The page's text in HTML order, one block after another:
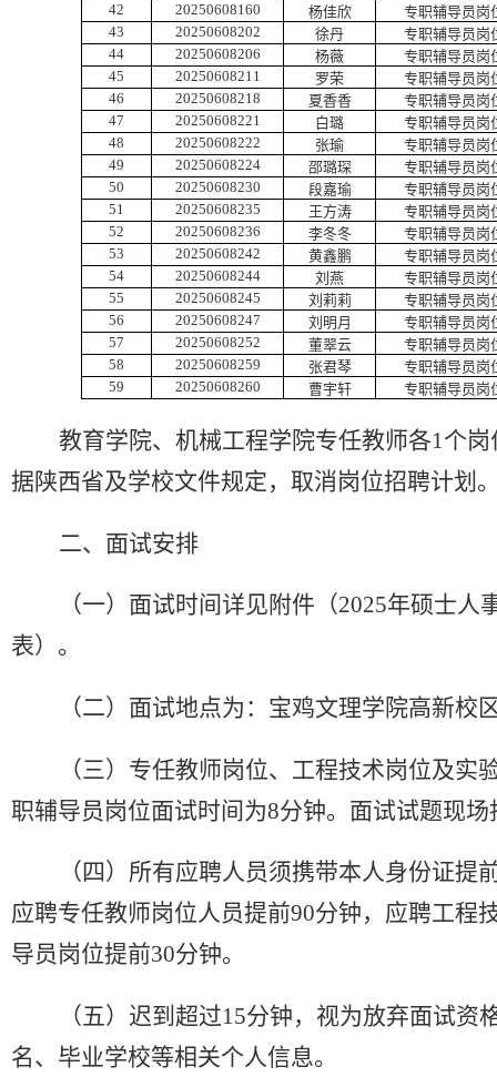
42
20250608160 杨佳欣
专职辅导员岗
43
20250608202 徐丹
专职辅导员岗
44
20250608206 杨薇
专职辅导员岗
45
20250608211 罗荣
专职辅导员岗
46
20250608218 夏香香
专职辅导员岗
47
20250608221 白璐
专职辅导员岗
48
20250608222 张瑜
专职辅导员岗
49
20250608224 邵璐琛
专职辅导员岗
50
20250608230 段嘉瑜
专职辅导员岗
51
20250608235 王方涛
专职辅导员岗
52
20250608236 李冬冬
专职辅导员岗
53
20250608242 黄鑫鹏
专职辅导员岗
54
20250608244 刘燕
专职辅导员岗
55
20250608245 刘莉莉
专职辅导员岗
56
20250608247 刘明月
专职辅导员岗
57
20250608252 董翠云
专职辅导员岗
58
20250608259 张君琴
专职辅导员岗
59
20250608260 曹宇轩 专职辅导员岗
教育学院、机械工程学院专任教师各1个岗
据陕西省及学校文件规定，取消岗位招聘计划
二、面试安排
（一）面试时间详见附件（2025年硕士人
表）。
（二）面试地点为 ： 宝鸡文理学院高新校
（三）专任教师岗位、 工程技术岗位及实
职辅导员岗位面试时间为8分钟。 面试试题现场
（四）所有应聘人员须携带本人身份证提
应聘专任教师岗位人员提前90分钟， 应聘工程
导员岗位提前30分钟。
（五） 迟到超过15分钟，视为放弃面试资
名、毕业学校等相关个人信息。